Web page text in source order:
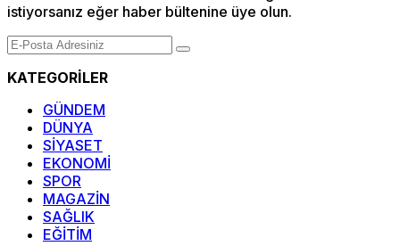
istiyorsanız eğer haber bültenine üye olun.
KATEGORİLER
GÜNDEM
DÜNYA
SİYASET
EKONOMİ
SPOR
MAGAZİN
SAĞLIK
EĞİTİM